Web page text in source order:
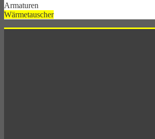
Armaturen
Wärmetauscher